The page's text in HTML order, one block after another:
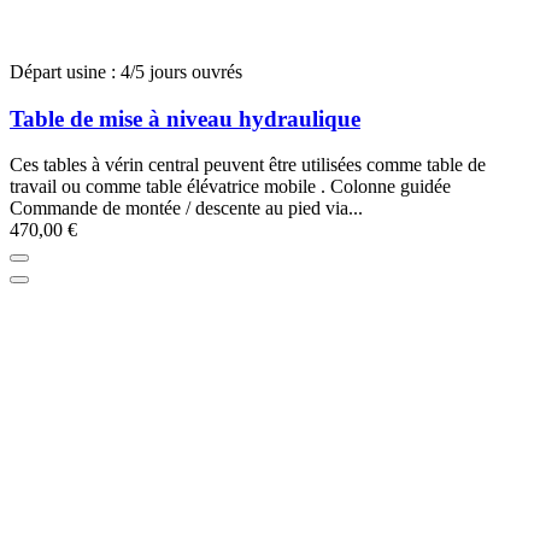
Départ usine : 4/5 jours ouvrés
Table de mise à niveau hydraulique
Ces tables à vérin central peuvent être utilisées comme table de
travail ou comme table élévatrice mobile . Colonne guidée
Commande de montée / descente au pied via...
470,00 €